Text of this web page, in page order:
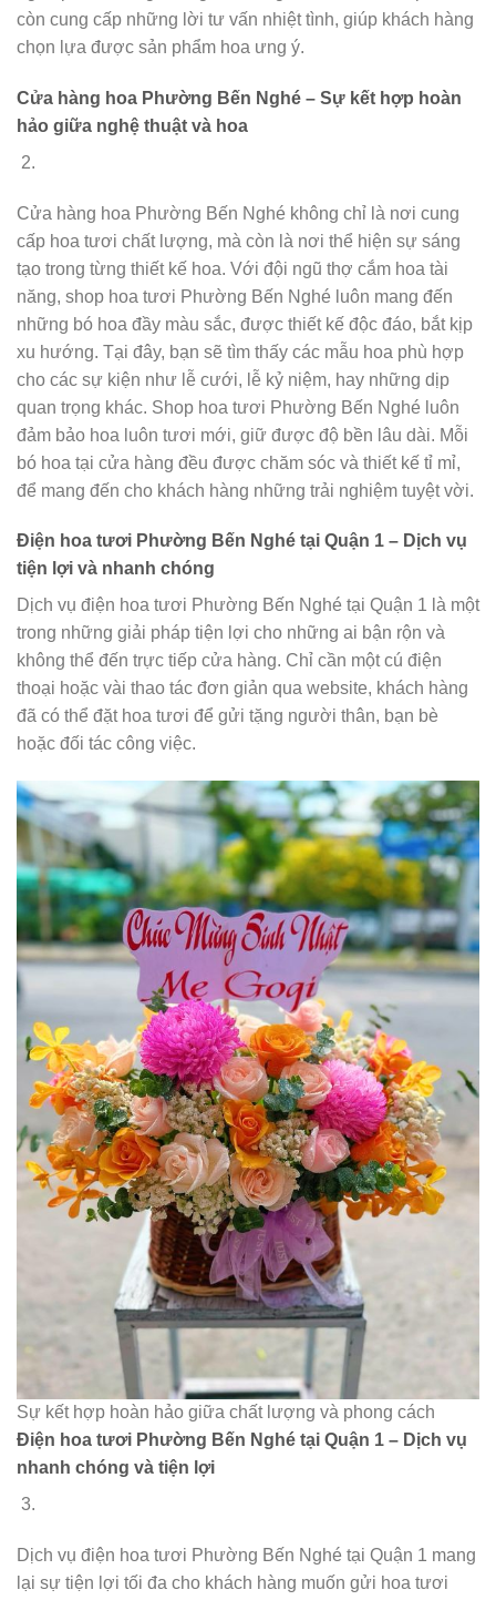
còn cung cấp những lời tư vấn nhiệt tình, giúp khách hàng
chọn lựa được sản phẩm hoa ưng ý.
Cửa hàng hoa Phường Bến Nghé – Sự kết hợp hoàn
hảo giữa nghệ thuật và hoa
Cửa hàng hoa Phường Bến Nghé không chỉ là nơi cung
cấp hoa tươi chất lượng, mà còn là nơi thể hiện sự sáng
tạo trong từng thiết kế hoa. Với đội ngũ thợ cắm hoa tài
năng, shop hoa tươi Phường Bến Nghé luôn mang đến
những bó hoa đầy màu sắc, được thiết kế độc đáo, bắt kịp
xu hướng. Tại đây, bạn sẽ tìm thấy các mẫu hoa phù hợp
cho các sự kiện như lễ cưới, lễ kỷ niệm, hay những dịp
quan trọng khác. Shop hoa tươi Phường Bến Nghé luôn
đảm bảo hoa luôn tươi mới, giữ được độ bền lâu dài. Mỗi
bó hoa tại cửa hàng đều được chăm sóc và thiết kế tỉ mỉ,
để mang đến cho khách hàng những trải nghiệm tuyệt vời.
Điện hoa tươi Phường Bến Nghé tại Quận 1 – Dịch vụ
tiện lợi và nhanh chóng
Dịch vụ điện hoa tươi Phường Bến Nghé tại Quận 1 là một
trong những giải pháp tiện lợi cho những ai bận rộn và
không thể đến trực tiếp cửa hàng. Chỉ cần một cú điện
thoại hoặc vài thao tác đơn giản qua website, khách hàng
đã có thể đặt hoa tươi để gửi tặng người thân, bạn bè
hoặc đối tác công việc.
Sự kết hợp hoàn hảo giữa chất lượng và phong cách
Điện hoa tươi Phường Bến Nghé tại Quận 1 – Dịch vụ
nhanh chóng và tiện lợi
Dịch vụ điện hoa tươi Phường Bến Nghé tại Quận 1 mang
lại sự tiện lợi tối đa cho khách hàng muốn gửi hoa tươi